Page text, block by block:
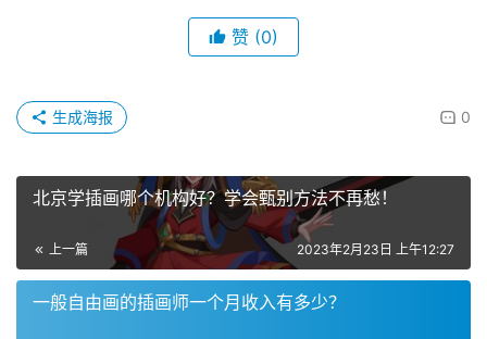
赞 (0)
0
生成海报
北京学插画哪个机构好？学会甄别方法不再愁！
上一篇 2023年2月23日 上午12:27
一般自由画的插画师一个月收入有多少？